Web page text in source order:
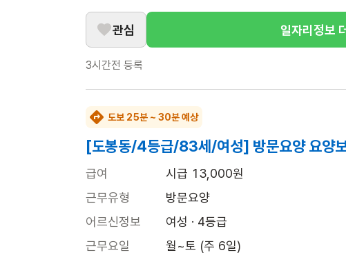
관심 일자리정보
3시간전 등록
도보 25분 ~ 30분 예상
[도봉동/4등급/83세/여성] 방문요양 요양
급여
시급 13,000원
근무유형
방문요양
어르신정보
여성 · 4등급
근무요일
월~토 (주 6일)